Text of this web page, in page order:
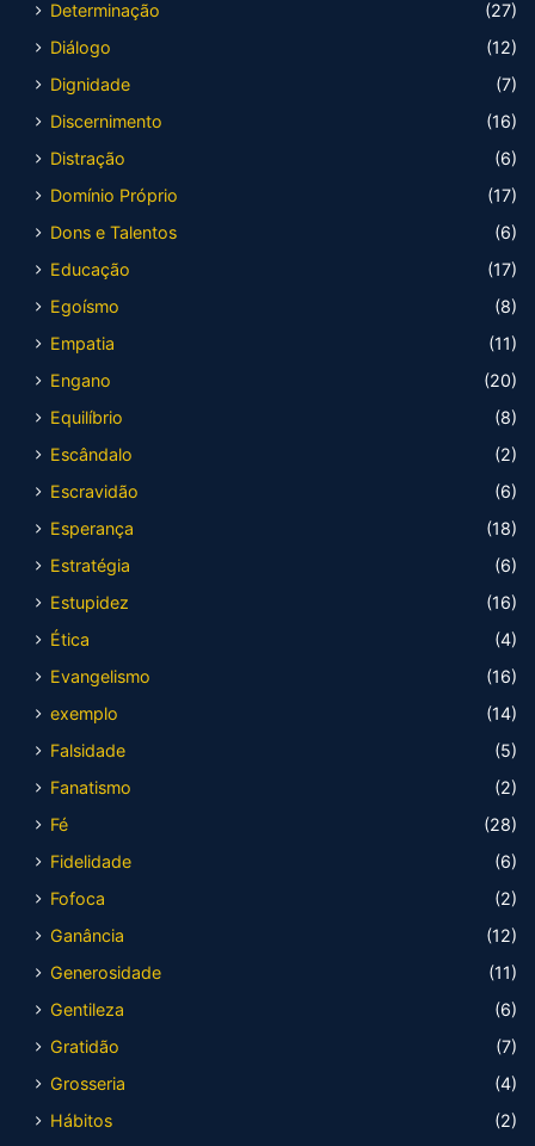
Determinação
(27)
Diálogo
(12)
Dignidade
(7)
Discernimento
(16)
Distração
(6)
Domínio Próprio
(17)
Dons e Talentos
(6)
Educação
(17)
Egoísmo
(8)
Empatia
(11)
Engano
(20)
Equilíbrio
(8)
Escândalo
(2)
Escravidão
(6)
Esperança
(18)
Estratégia
(6)
Estupidez
(16)
Ética
(4)
Evangelismo
(16)
exemplo
(14)
Falsidade
(5)
Fanatismo
(2)
Fé
(28)
Fidelidade
(6)
Fofoca
(2)
Ganância
(12)
Generosidade
(11)
Gentileza
(6)
Gratidão
(7)
Grosseria
(4)
Hábitos
(2)